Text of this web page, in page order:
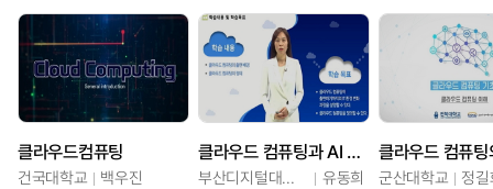
클라우드컴퓨팅
건국대학교 백우진
클라우드 컴퓨팅과 AI 서비스
부산디지털대학교 유동희
클라우드 컴퓨
군산대학교 정